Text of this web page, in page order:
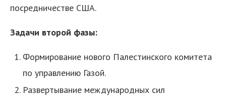
посредничестве США.
Задачи второй фазы:
Формирование нового Палестинского комитета
по управлению Газой.
Развертывание международных сил